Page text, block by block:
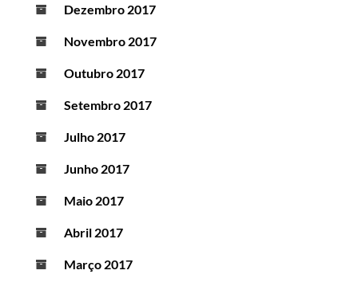
Dezembro 2017
Novembro 2017
Outubro 2017
Setembro 2017
Julho 2017
Junho 2017
Maio 2017
Abril 2017
Março 2017